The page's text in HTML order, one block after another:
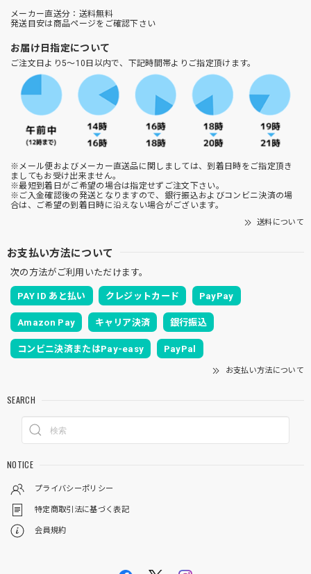
メーカー直送分：送料無料
発送目安は商品ページをご確認下さい
お届け日指定について
ご注文日より5～10日以内で、下記時間帯よりご指定頂けます。
※メール便およびメーカー直送品に関しましては、到着日時をご指定頂き
ましてもお受け出来ません。
※最短到着日がご希望の場合は指定せずご注文下さい。
※ご入金確認後の発送となりますので、銀行振込およびコンビニ決済の場
合は、ご希望の到着日時に沿えない場合がございます。
送料について
お支払い方法について
次の方法がご利用いただけます。
PAY ID あと払い クレジットカード PayPay
Amazon Pay キャリア決済 銀行振込
コンビニ決済またはPay-easy PayPal
お支払い方法について
SEARCH
NOTICE
プライバシーポリシー
特定商取引法に基づく表記
会員規約